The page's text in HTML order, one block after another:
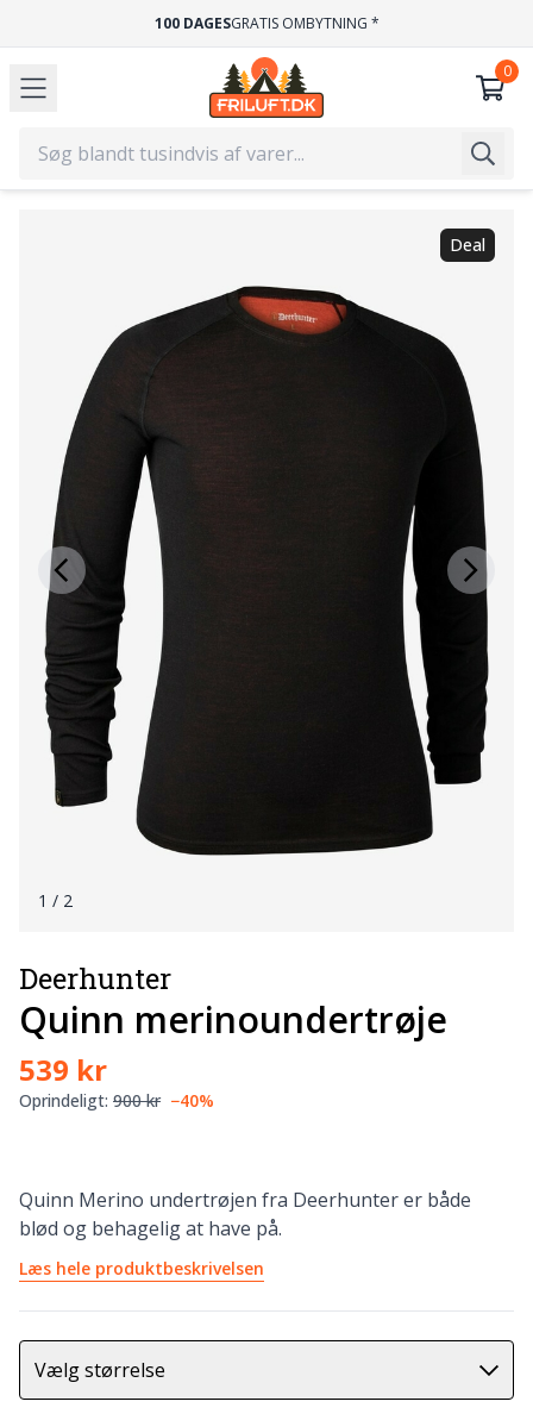
100 DAGESGRATIS OMBYTNING *
Deal
1 / 2
Deerhunter
Quinn merinoundertrøje
539 kr
Oprindeligt: 900 kr −40%
Quinn Merino undertrøjen fra Deerhunter er både
blød og behagelig at have på.
Læs hele produktbeskrivelsen
Vælg størrelse